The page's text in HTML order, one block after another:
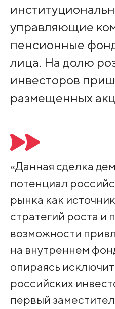
управляющие
пенсионные
лица. На долю
инвесторов
размещенных
«Данная сделка
потенциал
рынка как
стратегий роста и
возможности
на внутреннем
опираясь
российских
первый